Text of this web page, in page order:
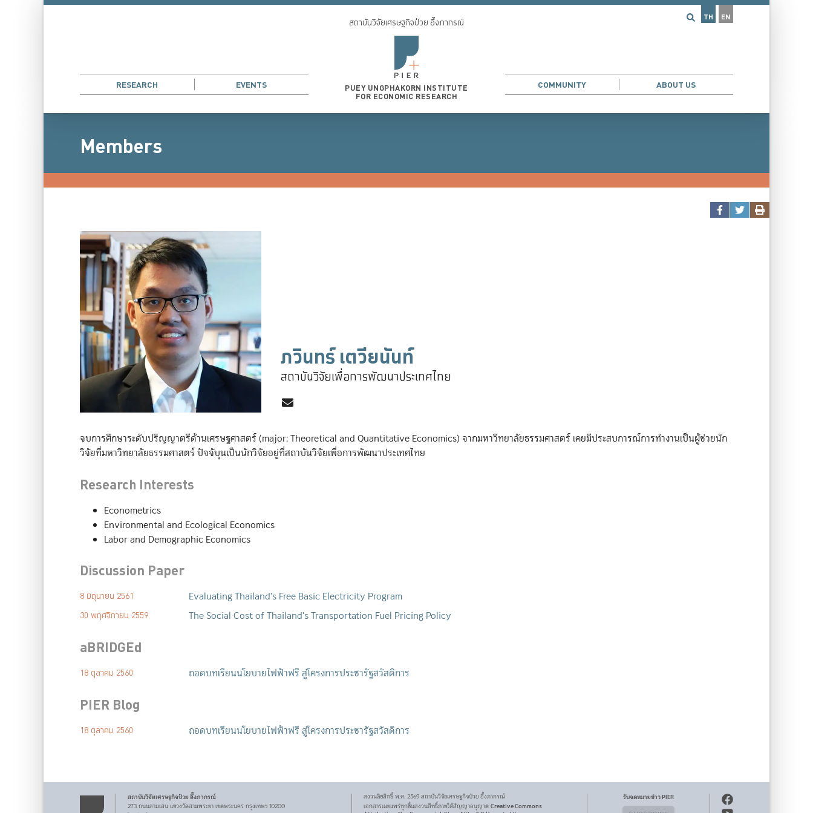
TH EN
RESEARCH EVENTS
สถาบันวิจัยเศรษฐกิจป๋วย อึ๊งภากรณ์
PUEY UNGPHAKORN INSTITUTE
FOR ECONOMIC RESEARCH
COMMUNITY ABOUT US
Members
ภวินทร์ เตวียนันท์
สถาบันวิจัยเพื่อการพัฒนาประเทศไทย
จบการศึกษาระดับปริญญาตรีด้านเศรษฐศาสตร์ (major: Theoretical and Quantitative Economics) จากมหาวิทยาลัยธรรมศาสตร์ เคยมีประสบการณ์การทำงานเป็นผู้ช่วยนัก
วิจัยที่มหาวิทยาลัยธรรมศาสตร์ ปัจจับุนเป็นนักวิจัยอยู่ที่สถาบันวิจัยเพื่อการพัฒนาประเทศไทย
Research Interests
Econometrics
Environmental and Ecological Economics
Labor and Demographic Economics
Discussion Paper
8 มิถุนายน 2561 Evaluating Thailand's Free Basic Electricity Program
30 พฤศจิกายน 2559 The Social Cost of Thailand's Transportation Fuel Pricing Policy
aBRIDGEd
18 ตุลาคม 2560 ถอดบทเรียนนโยบายไฟฟ้าฟรี สู่โครงการประชารัฐสวัสดิการ
PIER Blog
18 ตุลาคม 2560 ถอดบทเรียนนโยบายไฟฟ้าฟรี สู่โครงการประชารัฐสวัสดิการ
สถาบันวิจัยเศรษฐกิจป๋วย อึ๊งภากรณ์
273 ถนนสามเสนแขวงวัดสามพระยา เขตพระนคร กรุงเทพฯ 10200
สงวนลิขสิทธิ์ พ.ศ. 2569สถาบันวิจัยเศรษฐกิจป๋วย อึ๊งภากรณ์
เอกสารเผยแพร่ทุกชิ้นสงวนสิทธิ์ภายใต้สัญญาอนุญาต Creative Commons
รับจดหมายข่าว PIER